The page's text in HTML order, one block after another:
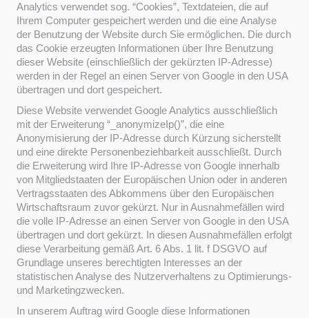
Analytics verwendet sog. “Cookies”, Textdateien, die auf
Ihrem Computer gespeichert werden und die eine Analyse
der Benutzung der Website durch Sie ermöglichen. Die durch
das Cookie erzeugten Informationen über Ihre Benutzung
dieser Website (einschließlich der gekürzten IP-Adresse)
werden in der Regel an einen Server von Google in den USA
übertragen und dort gespeichert.
Diese Website verwendet Google Analytics ausschließlich
mit der Erweiterung “_anonymizeIp()”, die eine
Anonymisierung der IP-Adresse durch Kürzung sicherstellt
und eine direkte Personenbeziehbarkeit ausschließt. Durch
die Erweiterung wird Ihre IP-Adresse von Google innerhalb
von Mitgliedstaaten der Europäischen Union oder in anderen
Vertragsstaaten des Abkommens über den Europäischen
Wirtschaftsraum zuvor gekürzt. Nur in Ausnahmefällen wird
die volle IP-Adresse an einen Server von Google in den USA
übertragen und dort gekürzt. In diesen Ausnahmefällen erfolgt
diese Verarbeitung gemäß Art. 6 Abs. 1 lit. f DSGVO auf
Grundlage unseres berechtigten Interesses an der
statistischen Analyse des Nutzerverhaltens zu Optimierungs-
und Marketingzwecken.
In unserem Auftrag wird Google diese Informationen